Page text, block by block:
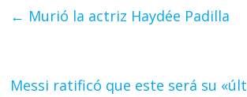
← Murió la actriz Haydée Padilla
Messi ratificó que este será su